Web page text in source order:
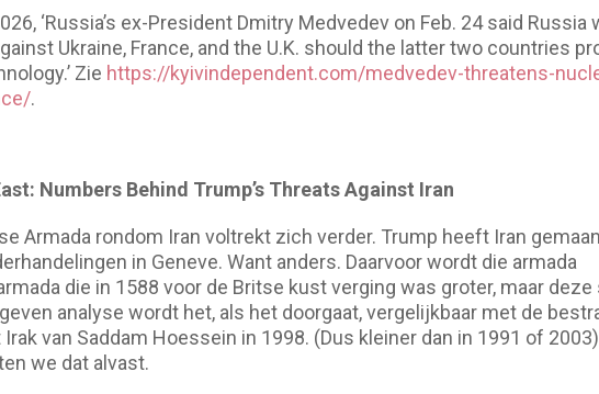
‘Russia’s ex-President Dmitry Medvedev on Feb. 24 said Russia
Ukraine, France, and the U.K. should the latter two countries
Zie https://kyivindependent.com/medvedev-threatens-
.
Numbers Behind Trump’s Threats Against Iran
Armada rondom Iran voltrekt zich verder. Trump heeft Iran
in Geneve. Want anders. Daarvoor wordt die armada
die in 1588 voor de Britse kust verging was groter, maar
analyse wordt het, als het doorgaat, vergelijkbaar met de
van Saddam Hoessein in 1998. (Dus kleiner dan in 1991 of
we dat alvast.